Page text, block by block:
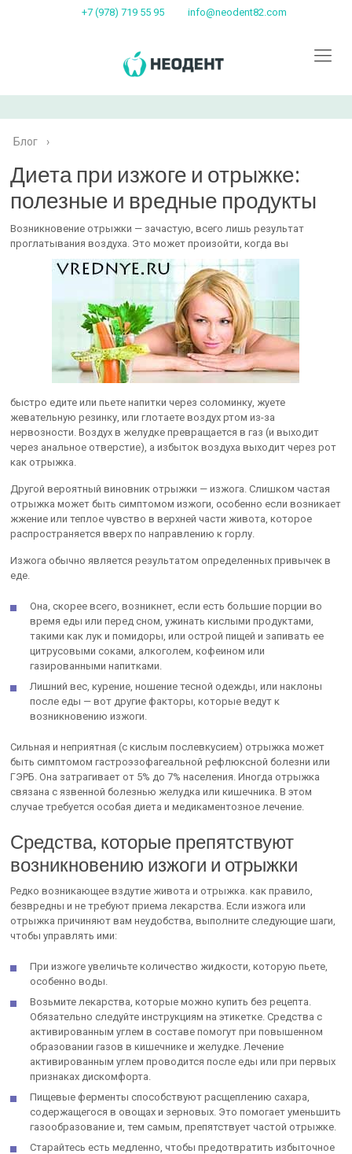
+7 (978) 719 55 95 info@neodent82.com
Блог ›
Диета при изжоге и отрыжке:
полезные и вредные продукты
Возникновение отрыжки — зачастую, всего лишь результат
проглатывания воздуха. Это может произойти, когда вы
быстро едите или пьете напитки через соломинку, жуете
жевательную резинку, или глотаете воздух ртом из-за
нервозности. Воздух в желудке превращается в газ (и выходит
через анальное отверстие), а избыток воздуха выходит через рот
как отрыжка.
Другой вероятный виновник отрыжки — изжога. Слишком частая
отрыжка может быть симптомом изжоги, особенно если возникает
жжение или теплое чувство в верхней части живота, которое
распространяется вверх по направлению к горлу.
Изжога обычно является результатом определенных привычек в
еде.
Она, скорее всего, возникнет, если есть большие порции во
время еды или перед сном, ужинать кислыми продуктами,
такими как лук и помидоры, или острой пищей и запивать ее
цитрусовыми соками, алкоголем, кофеином или
газированными напитками.
Лишний вес, курение, ношение тесной одежды, или наклоны
после еды — вот другие факторы, которые ведут к
возникновению изжоги.
Сильная и неприятная (с кислым послевкусием) отрыжка может
быть симптомом гастроэзофагеальной рефлюксной болезни или
ГЭРБ. Она затрагивает от 5% до 7% населения. Иногда отрыжка
связана с язвенной болезнью желудка или кишечника. В этом
случае требуется особая диета и медикаментозное лечение.
Средства, которые препятствуют
возникновению изжоги и отрыжки
Редко возникающее вздутие живота и отрыжка. как правило,
безвредны и не требуют приема лекарства. Если изжога или
отрыжка причиняют вам неудобства, выполните следующие шаги,
чтобы управлять ими:
При изжоге увеличьте количество жидкости, которую пьете,
особенно воды.
Возьмите лекарства, которые можно купить без рецепта.
Обязательно следуйте инструкциям на этикетке. Средства с
активированным углем в составе помогут при повышенном
образовании газов в кишечнике и желудке. Лечение
активированным углем проводится после еды или при первых
признаках дискомфорта.
Пищевые ферменты способствуют расщеплению сахара,
содержащегося в овощах и зерновых. Это помогает уменьшить
газообразование и, тем самым, препятствует частой отрыжке.
Старайтесь есть медленно, чтобы предотвратить избыточное